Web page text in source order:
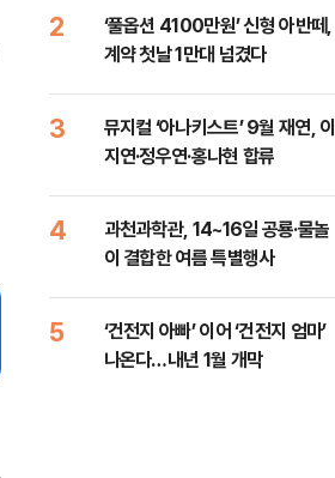
2
‘풀옵션 4100만원’ 신형 아반떼,
계약 첫날 1만대 넘겼다
3
뮤지컬 ‘아나키스트’ 9월 재연, 이
지연·정우연·홍나현 합류
4
과천과학관, 14~16일 공룡·물놀
이 결합한 여름 특별행사
5
‘건전지 아빠’ 이어 ‘건전지 엄마’
나온다…내년 1월 개막